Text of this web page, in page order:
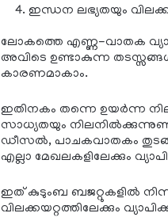
ഇന്ധന ലഭ്യതയും
ലോകത്തെ എണ്ണ-വാതക
അവിടെ ഉണ്ടാകുന്ന
കാരണമാകാം.
ഇതിനകം തന്നെ ഉയർന്ന
സാധ്യതയും
ഡീസൽ, പാചകവാതകം
എല്ലാ മേഖലകളിലേക്കും
ഇത് കുടുംബ ബജറ്റുകളിൽ
വിലക്കയറ്റത്തിലേക്കും